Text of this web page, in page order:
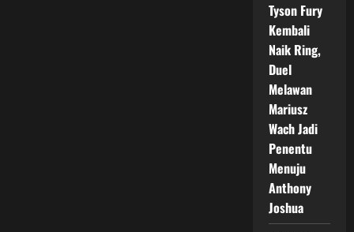
Tyson Fury
Kembali
Naik Ring,
Duel
Melawan
Mariusz
Wach Jadi
Penentu
Menuju
Anthony
Joshua